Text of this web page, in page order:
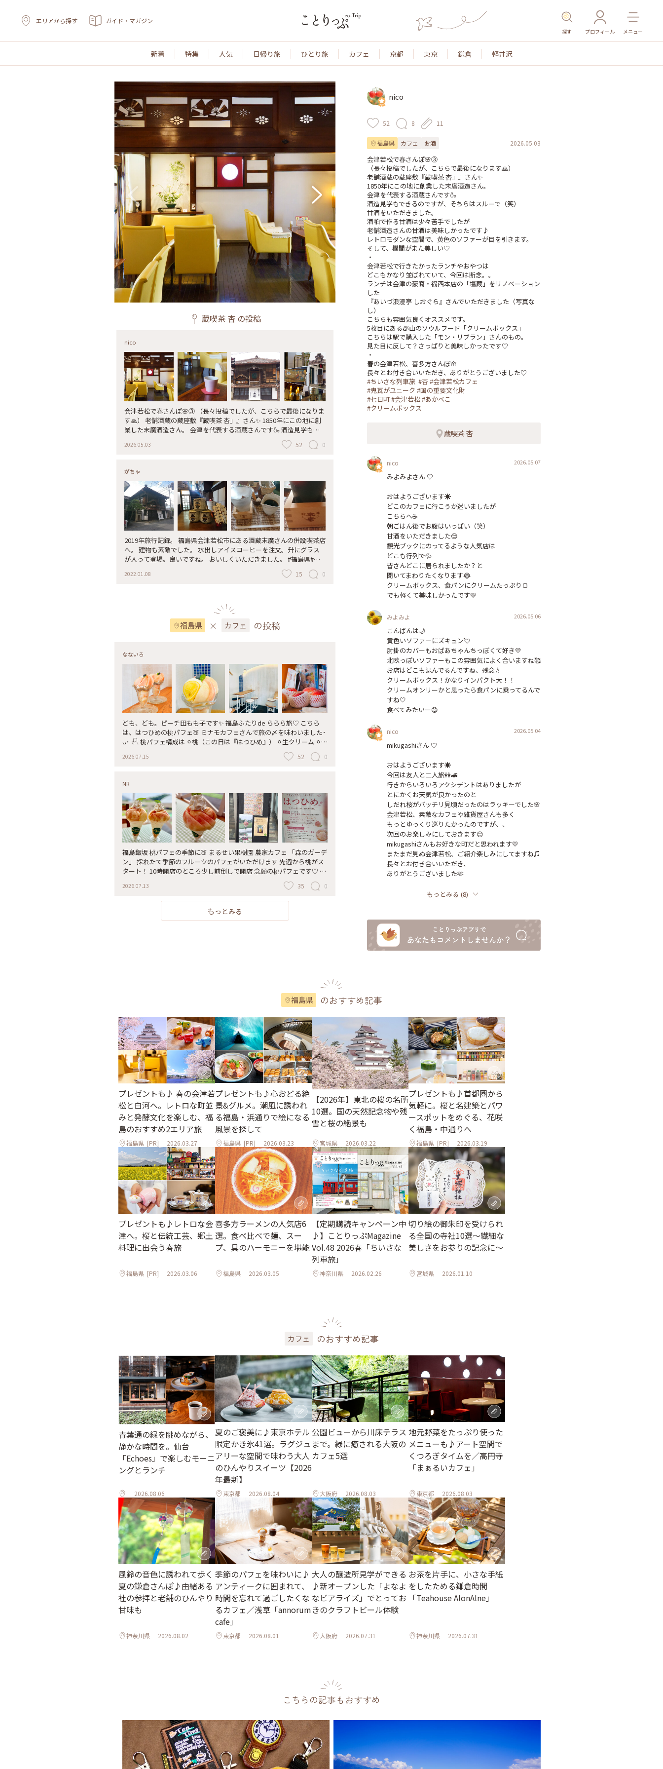
エリアから探す ガイド・マガジン
探す プロフィール メニュー
新着 特集 人気 日帰り旅 ひとり旅 カフェ 京都 東京 鎌倉 軽井沢
蔵喫茶 杏 の投稿
nico
会津若松で春さんぽ🌸③ （長々投稿でしたが、こちらで最後になりま
す🙏） 老舗酒蔵の蔵座敷『蔵喫茶 杏」』さん✨ 1850年にこの地に創
業した末廣酒造さん。 会津を代表する酒蔵さんです🍶 酒造見学もで
きるのですが、そちらはスルーで（笑） 甘酒をいただきました。 酒
粕で作る甘酒は少々苦手でしたが 老舗酒造さんの甘酒は美味しかった
て、欄間がまた美しい♡ ・ 会津若松で行きたかったランチやおやつは
どこもかなり並ばれていて、今回は断念。。 ランチは会津の豪商・福
西本店の「塩蔵」をリノベーションした 『あいづ浪漫亭 しおぐら』
さんでいただきました（写真なし） こちらも雰囲気良くオススメで
す。 5枚目にある郡山のソウルフード「クリームボックス」 こちらは
駅で購入した「モン・リブラン」さんのもの。 見た目に反して？さっ
ぱりと美味しかったです♡ ・ 春の会津若松、喜多方さんぽ🌸 長々と
お付き合いいただき、ありがとうございました♡ #ちいさな列車旅 #
杏 #会津若松カフェ #鬼瓦がユニーク #国の重要文化財 #七日町 #会津
若松 #あかべこ #クリームボックス
2026.05.03 52 0
がちゃ
2019年旅行記録。 福島県会津若松市にある酒蔵末廣さんの併設喫茶店
へ。 建物も素敵でした。 水出しアイスコーヒーを注文。升にグラス
が入って登場。良いですね。 おいしくいただきました。 #福島県#会
津若松市 #末廣#酒蔵#蔵喫茶杏 #喫茶店#水出しアイスコーヒー #2019
年
2022.01.08 15 0
福島県 × カフェ の投稿
なないろ
ども、ども。ピーチ田もも子です✨ 福島ふたりde ららら旅♡ こちら
は、はつひめの桃パフェ🍑 ミナモカフェさんで旅の〆を味わいました･
ᴗ･ 𓍯 桃パフェ構成は ⚪︎桃（この日は『はつひめ』） ⚪︎生クリーム ⚪︎ミ
ルクジェラート ⚪︎フローズンシフォンケーキ グラス内は、ほぼ甘〜い
桃💓 𓍯 福島で桃パフェをいただきたかったので、 嬉しい旅のフィニッ
𓂃◌𓈒𓐍 𓈒 #ミナモカフェ #パセオ店 #カフェ #桃パフェ #はつひめ #ひみ
つの絶景 #福島ららら旅 #日帰り #ふたり旅
2026.07.15 52 0
NR
福島飯坂 桃パフェの季節に🍑 まるせい果樹園 農家カフェ 「森のガーデ
ン」 採れたて季節のフルーツのパフェがいただけます 先週から桃がス
タート！ 10時開店のところ少し前倒しで開店 念願の桃パフェです♡ こ
の日の品種は「はつひめ」 器からカットされた桃が溢れて落ちそう
で！ みずみずしくて美味しかったです✨ さくらんぼパフェもありまし
た🍒 帰りは直売所でお土産に桃を買って… 食べ頃になるのが待ち遠し
いです♪ #福島 #果樹園 #くだもの狩り #ひみつの絶景 #桃パフェ
2026.07.13 35 0
もっとみる
nico
52 8 11
福島県 カフェ お酒 2026.05.03
会津若松で春さんぽ🌸③
（長々投稿でしたが、こちらで最後になります🙏）
老舗酒蔵の蔵座敷『蔵喫茶 杏」』さん✨
1850年にこの地に創業した末廣酒造さん。
会津を代表する酒蔵さんです🍶
酒造見学もできるのですが、そちらはスルーで（笑）
甘酒をいただきました。
酒粕で作る甘酒は少々苦手でしたが
老舗酒造さんの甘酒は美味しかったです♪
レトロモダンな空間で、黄色のソファーが目を引きます。
そして、欄間がまた美しい♡
・
会津若松で行きたかったランチやおやつは
どこもかなり並ばれていて、今回は断念。。
ランチは会津の豪商・福西本店の「塩蔵」をリノベーション
した
『あいづ浪漫亭 しおぐら』さんでいただきました（写真な
し）
こちらも雰囲気良くオススメです。
5枚目にある郡山のソウルフード「クリームボックス」
こちらは駅で購入した「モン・リブラン」さんのもの。
見た目に反して？さっぱりと美味しかったです♡
・
春の会津若松、喜多方さんぽ🌸
#ちいさな列車旅 #杏#会津若松カフェ
#鬼瓦がユニーク #国の重要文化財
#七日町#会津若松#あかべこ
#クリームボックス
蔵喫茶 杏
nico 2026.05.07
みよみよさん ♡
おはようございます☀️
どこのカフェに行こうか迷いましたが
こちらへ☕️
朝ごはん後でお腹はいっぱい（笑）
甘酒をいただきました😊
観光ブックにのってるような人気店は
どこも行列で💦
皆さんどこに居られましたか？と
聞いてまわりたくなります😂
クリームボックス、食パンにクリームたっぷり🍞
でも軽くて美味しかったです💛
みよみよ 2026.05.06
こんばんは🌙
黄色いソファーにズキュン💘
肘掛のカバーもおばあちゃんちっぽくて好き💛
北欧っぽいソファーもこの雰囲気によく合いますね🥰
お店はどこも混んでるんですね、残念💧
クリームボックス！かなりインパクト大！！
クリームオンリーかと思ったら食パンに乗ってるんで
すね🤍
食べてみたいー😋
nico 2026.05.04
mikugashiさん ♡
おはようございます☀️
今回は友人と二人旅👭🚄
行きからいろいろアクシデントはありましたが
とにかくお天気が良かったのと
しだれ桜がバッチリ見頃だったのはラッキーでした🌸
会津若松、素敵なカフェや雑貨屋さんも多く
もっとゆっくり巡りたかったのですが、、
次回のお楽しみにしておきます😊
mikugashiさんもお好きな町だと思われます💛
またまだ見ぬ会津若松、ご紹介楽しみにしてますね♫
長々とお付き合いいただき、
ありがとうございました🫶
もっとみる (8)
福島県 のおすすめ記事
プレゼントも♪ 春の会津若
松と白河へ。レトロな町並
みと発酵文化を楽しむ、福
島のおすすめ2エリア旅
福島県 [PR] 2026.03.27
プレゼントも♪心おどる絶
景&グルメ。潮風に誘われ
る福島・浜通りで絵になる
風景を探して
福島県 [PR] 2026.03.23
【2026年】東北の桜の名所
10選。国の天然記念物や残
雪と桜の絶景も
宮城県 2026.03.22
プレゼントも♪首都圏から
気軽に。桜と名建築とパワ
ースポットをめぐる、花咲
く福島・中通りへ
福島県 [PR] 2026.03.19
プレゼントも♪レトロな会
津へ。桜と伝統工芸、郷土
料理に出会う春旅
福島県 [PR] 2026.03.06
喜多方ラーメンの人気店6
選。食べ比べで麺、スー
プ、具のハーモニーを堪能
福島県 2026.03.05
【定期購読キャンペーン中
♪】ことりっぷMagazine
Vol.48 2026春「ちいさな
列車旅」
神奈川県 2026.02.26
切り絵の御朱印を受けられ
る全国の寺社10選〜繊細な
美しさをお参りの記念に〜
宮城県 2026.01.10
カフェ のおすすめ記事
青葉通の緑を眺めながら、
静かな時間を。仙台
「Echoes」で楽しむモーニ
ングとランチ
2026.08.06
夏のご褒美に♪東京ホテル
限定かき氷41選。ラグジュ
アリーな空間で味わう大人
のひんやりスイーツ【2026
年最新】
東京都 2026.08.04
公園ビューから川床テラス
まで。緑に癒される大阪の
カフェ5選
大阪府 2026.08.03
地元野菜をたっぷり使った
メニューも♪アート空間で
くつろぎタイムを／高円寺
「まぁるいカフェ」
東京都 2026.08.03
風鈴の音色に誘われて歩く
夏の鎌倉さんぽ♪由緒ある
社の参拝と老舗のひんやり
甘味も
神奈川県 2026.08.02
季節のパフェを味わいに♪
アンティークに囲まれて、
時間を忘れて過ごしたくな
るカフェ／浅草「annorum
cafe」
東京都 2026.08.01
大人の醸造所見学ができる
♪新オープンした「よなよ
なビアライズ」でとってお
きのクラフトビール体験
大阪府 2026.07.31
お茶を片手に、小さな手紙
をしたためる鎌倉時間
「Teahouse AlonAlne」
神奈川県 2026.07.31
こちらの記事もおすすめ